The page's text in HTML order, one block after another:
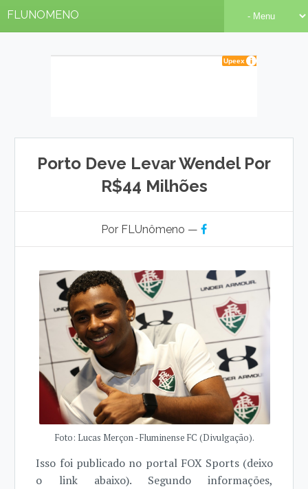
FLUNOMENO
Porto Deve Levar Wendel Por
R$44 Milhões
Por FLUnômeno —
Foto: Lucas Merçon - Fluminense FC (Divulgação).
Isso foi publicado no portal FOX Sports (deixo
o link abaixo). Segundo informações,